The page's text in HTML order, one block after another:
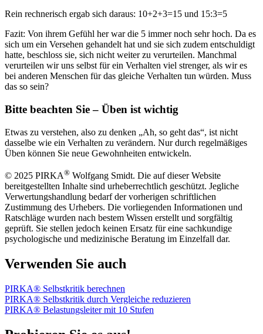
Rein rechnerisch ergab sich daraus: 10+2+3=15 und 15:3=5
Fazit: Von ihrem Gefühl her war die 5 immer noch sehr hoch. Da es
sich um ein Versehen gehandelt hat und sie sich zudem entschuldigt
hatte, beschloss sie, sich nicht weiter zu verurteilen. Manchmal
verurteilen wir uns selbst für ein Verhalten viel strenger, als wir es
bei anderen Menschen für das gleiche Verhalten tun würden. Muss
das so sein?
Bitte beachten Sie – Üben ist wichtig
Etwas zu verstehen, also zu denken „Ah, so geht das“, ist nicht
dasselbe wie ein Verhalten zu verändern. Nur durch regelmäßiges
Üben können Sie neue Gewohnheiten entwickeln.
© 2025 PIRKA® Wolfgang Smidt. Die auf dieser Website
bereitgestellten Inhalte sind urheberrechtlich geschützt. Jegliche
Verwertungshandlung bedarf der vorherigen schriftlichen
Zustimmung des Urhebers. Die vorliegenden Informationen und
Ratschläge wurden nach bestem Wissen erstellt und sorgfältig
geprüft. Sie stellen jedoch keinen Ersatz für eine sachkundige
psychologische und medizinische Beratung im Einzelfall dar.
Verwenden Sie auch
PIRKA® Selbstkritik berechnen
PIRKA® Selbstkritik durch Vergleiche reduzieren
PIRKA® Belastungsleiter mit 10 Stufen